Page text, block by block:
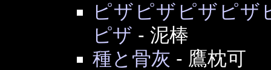
ピザピザピザピザ
ピザ - 泥棒
種と骨灰 - 鷹枕可